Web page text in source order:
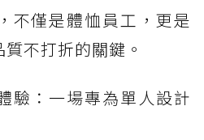
不僅是體恤員工，更是
不打折的關鍵。
驗：一場專為單人設計